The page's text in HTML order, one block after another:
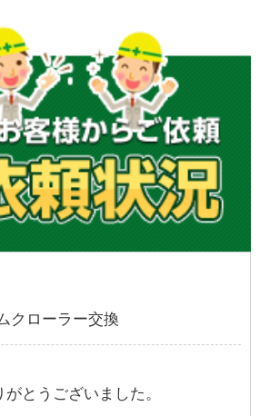
クローラー交換
とうございました。